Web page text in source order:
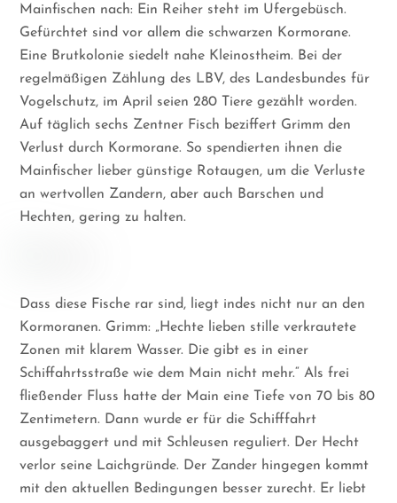
Mainfischen nach: Ein Reiher steht im Ufergebüsch.
Gefürchtet sind vor allem die schwarzen Kormorane.
Eine Brutkolonie siedelt nahe Kleinostheim. Bei der
regelmäßigen Zählung des LBV, des Landesbundes für
Vogelschutz, im April seien 280 Tiere gezählt worden.
Auf täglich sechs Zentner Fisch beziffert Grimm den
Verlust durch Kormorane. So spendierten ihnen die
Mainfischer lieber günstige Rotaugen, um die Verluste
an wertvollen Zandern, aber auch Barschen und
Hechten, gering zu halten.
Dass diese Fische rar sind, liegt indes nicht nur an den
Kormoranen. Grimm: „Hechte lieben stille verkrautete
Zonen mit klarem Wasser. Die gibt es in einer
Schiffahrtsstraße wie dem Main nicht mehr.“ Als frei
fließender Fluss hatte der Main eine Tiefe von 70 bis 80
Zentimetern. Dann wurde er für die Schifffahrt
ausgebaggert und mit Schleusen reguliert. Der Hecht
verlor seine Laichgründe. Der Zander hingegen kommt
mit den aktuellen Bedingungen besser zurecht. Er liebt